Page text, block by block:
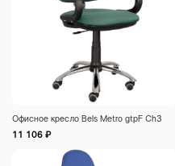
Офисное кресло Bels Metro gtpF Сh3
11 106 ₽